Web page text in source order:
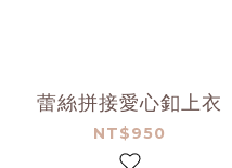
蕾絲拼接愛心釦上衣
NT$950